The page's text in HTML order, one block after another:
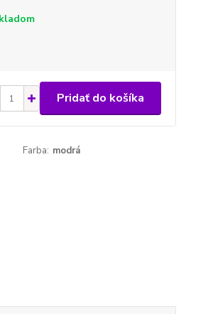
Pridať do košíka
Farba: modrá